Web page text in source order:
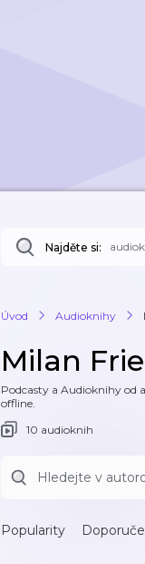
Najděte si:
Úvod Audioknihy
Milan
Podcasty a Audioknihy od
offline.
10 audioknih
Popularity